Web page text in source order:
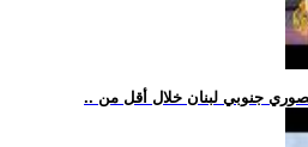
جنوبي لبنان خلال أقل من